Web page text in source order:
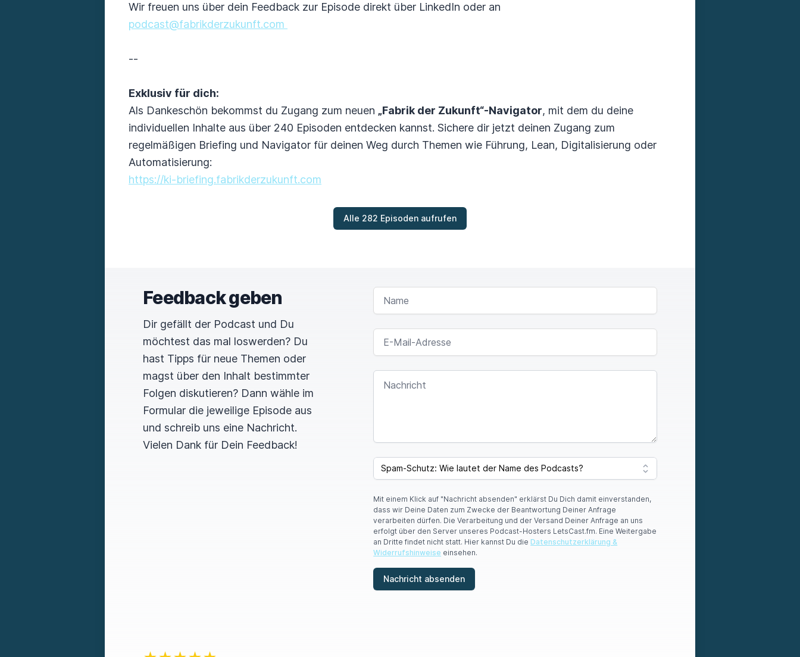
Wir freuen uns über dein Feedback zur Episode direkt über LinkedIn oder an
podcast@fabrikderzukunft.com
--
Exklusiv für dich:
Als Dankeschön bekommst du Zugang zum neuen „Fabrik der Zukunft“-Navigator, mit dem du deine
individuellen Inhalte aus über 240 Episoden entdecken kannst. Sichere dir jetzt deinen Zugang zum
regelmäßigen Briefing und Navigator für deinen Weg durch Themen wie Führung, Lean, Digitalisierung oder
Automatisierung:
https://ki-briefing.fabrikderzukunft.com
Alle 282 Episoden aufrufen
Feedback geben
Dir gefällt der Podcast und Du
möchtest das mal loswerden? Du
hast Tipps für neue Themen oder
magst über den Inhalt bestimmter
Folgen diskutieren? Dann wähle im
Formular die jeweilige Episode aus
und schreib uns eine Nachricht.
Vielen Dank für Dein Feedback!
NAME
E-MAIL-ADRESSE
NACHRICHT
F
O
A
R
E
A
H
U
M
N
SPAM CAPTCHA
Mit einem Klick auf "Nachricht absenden" erklärst Du Dich damit einverstanden,
dass wir Deine Daten zum Zwecke der Beantwortung Deiner Anfrage
verarbeiten dürfen. Die Verarbeitung und der Versand Deiner Anfrage an uns
erfolgt über den Server unseres Podcast-Hosters LetsCast.fm. Eine Weitergabe
an Dritte findet nicht statt. Hier kannst Du dieDatenschutzerklärung &
Widerrufshinweise einsehen.
Nachricht absenden